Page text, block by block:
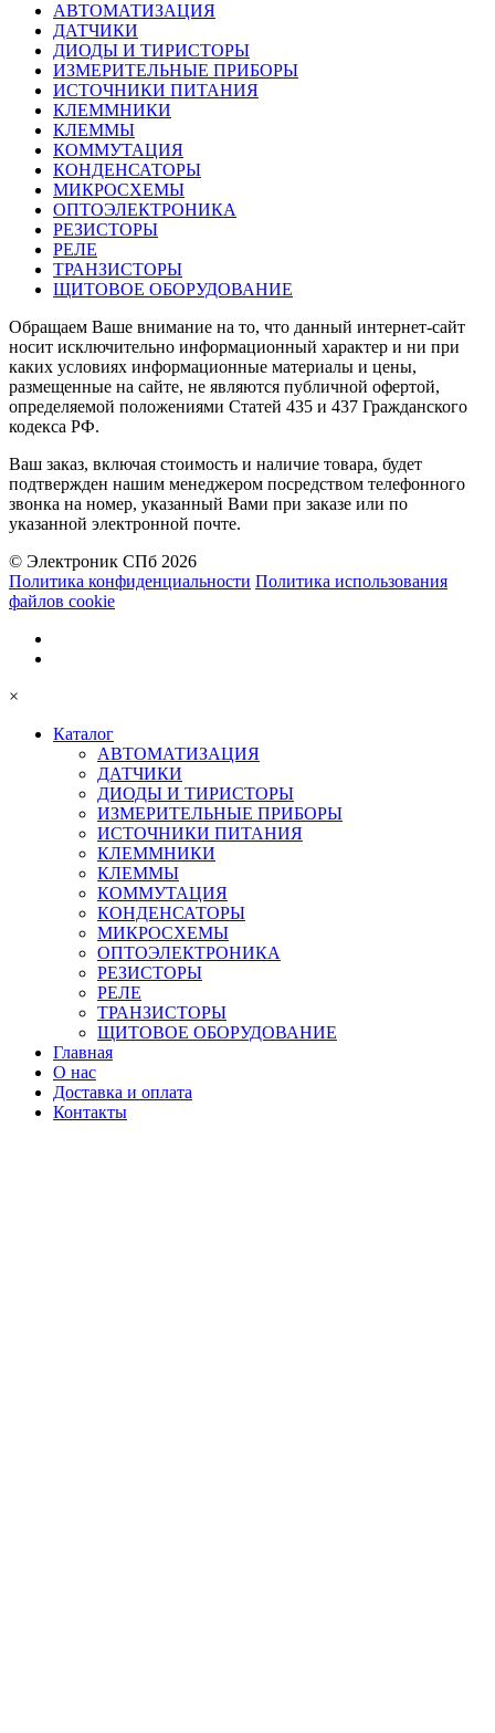
АВТОМАТИЗАЦИЯ
ДАТЧИКИ
ДИОДЫ И ТИРИСТОРЫ
ИЗМЕРИТЕЛЬНЫЕ ПРИБОРЫ
ИСТОЧНИКИ ПИТАНИЯ
КЛЕММНИКИ
КЛЕММЫ
КОММУТАЦИЯ
КОНДЕНСАТОРЫ
МИКРОСХЕМЫ
ОПТОЭЛЕКТРОНИКА
РЕЗИСТОРЫ
РЕЛЕ
ТРАНЗИСТОРЫ
ЩИТОВОЕ ОБОРУДОВАНИЕ
Обращаем Ваше внимание на то, что данный интернет-сайт
носит исключительно информационный характер и ни при
каких условиях информационные материалы и цены,
размещенные на сайте, не являются публичной офертой,
определяемой положениями Статей 435 и 437 Гражданского
кодекса РФ.
Ваш заказ, включая стоимость и наличие товара, будет
подтвержден нашим менеджером посредством телефонного
звонка на номер, указанный Вами при заказе или по
указанной электронной почте.
© Электроник СПб 2026
Политика конфиденциальности Политика использования
файлов cookie
×
Каталог
АВТОМАТИЗАЦИЯ
ДАТЧИКИ
ДИОДЫ И ТИРИСТОРЫ
ИЗМЕРИТЕЛЬНЫЕ ПРИБОРЫ
ИСТОЧНИКИ ПИТАНИЯ
КЛЕММНИКИ
КЛЕММЫ
КОММУТАЦИЯ
КОНДЕНСАТОРЫ
МИКРОСХЕМЫ
ОПТОЭЛЕКТРОНИКА
РЕЗИСТОРЫ
РЕЛЕ
ТРАНЗИСТОРЫ
ЩИТОВОЕ ОБОРУДОВАНИЕ
Главная
О нас
Доставка и оплата
Контакты